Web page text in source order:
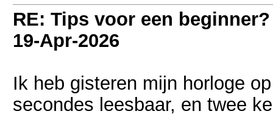
RE: Tips voor een
19-Apr-2026
Ik heb gisteren mijn horloge
secondes leesbaar, en twee